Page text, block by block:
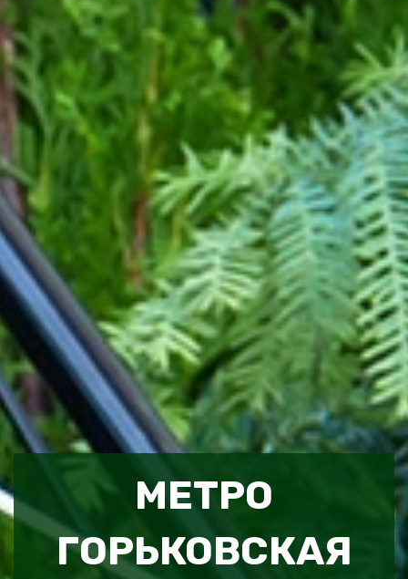
МЕТРО
ГОРЬКОВСКАЯ